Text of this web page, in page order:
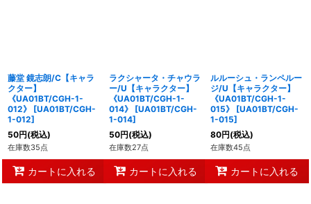
藤堂 鏡志朗/C【キャラ
クター】
《UA01BT/CGH-1-
012》
[UA01BT/CGH-
1-012]
50円(税込)
在庫数35点
カートに入れる
ラクシャータ・チャウラ
ー/U【キャラクター】
《UA01BT/CGH-1-
014》
[UA01BT/CGH-
1-014]
50円(税込)
在庫数27点
カートに入れる
ルルーシュ・ランペルー
ジ/U【キャラクター】
《UA01BT/CGH-1-
015》
[UA01BT/CGH-
1-015]
80円(税込)
在庫数45点
カートに入れる